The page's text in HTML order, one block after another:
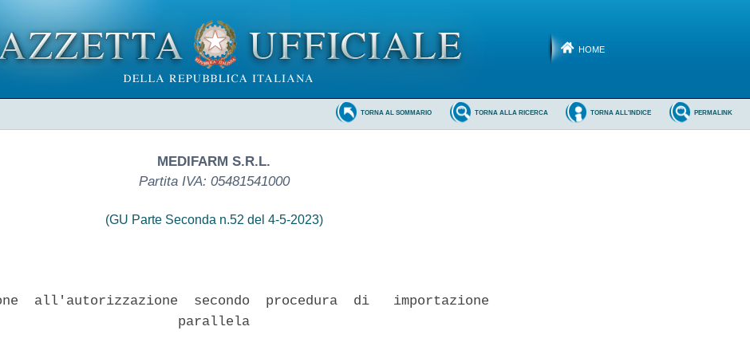
HOME
PERMALINK
TORNA ALL'INDICE
TORNA ALLA RICERCA
TORNA AL SOMMARIO
MEDIFARM S.R.L.
Partita IVA: 05481541000
(GU Parte Seconda n.52 del 4-5-2023)
all'autorizzazione  secondo  procedura  di   importazione
parallela